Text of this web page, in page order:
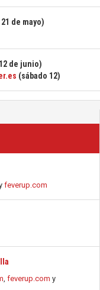
feverup.com
, feverup.com y
de mayo)
de junio)
(sábado 12)